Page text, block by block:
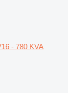
- 780 KVA